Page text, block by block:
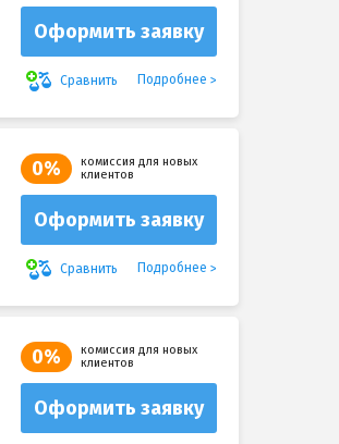
Оформить заявку
Сравнить Подробнее
0%
комиссия для новых
клиентов
Оформить заявку
Сравнить Подробнее
0%
комиссия для новых
клиентов
Оформить заявку